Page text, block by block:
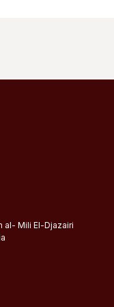
al- Mili El-Djazairi